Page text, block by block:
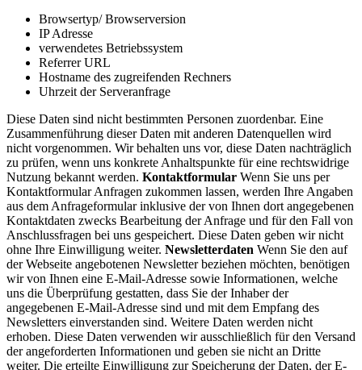
Browsertyp/ Browserversion
IP Adresse
verwendetes Betriebssystem
Referrer URL
Hostname des zugreifenden Rechners
Uhrzeit der Serveranfrage
Diese Daten sind nicht bestimmten Personen zuordenbar. Eine
Zusammenführung dieser Daten mit anderen Datenquellen wird
nicht vorgenommen. Wir behalten uns vor, diese Daten nachträglich
zu prüfen, wenn uns konkrete Anhaltspunkte für eine rechtswidrige
Nutzung bekannt werden. Kontaktformular Wenn Sie uns per
Kontaktformular Anfragen zukommen lassen, werden Ihre Angaben
aus dem Anfrageformular inklusive der von Ihnen dort angegebenen
Kontaktdaten zwecks Bearbeitung der Anfrage und für den Fall von
Anschlussfragen bei uns gespeichert. Diese Daten geben wir nicht
ohne Ihre Einwilligung weiter. Newsletterdaten Wenn Sie den auf
der Webseite angebotenen Newsletter beziehen möchten, benötigen
wir von Ihnen eine E-Mail-Adresse sowie Informationen, welche
uns die Überprüfung gestatten, dass Sie der Inhaber der
angegebenen E-Mail-Adresse sind und mit dem Empfang des
Newsletters einverstanden sind. Weitere Daten werden nicht
erhoben. Diese Daten verwenden wir ausschließlich für den Versand
der angeforderten Informationen und geben sie nicht an Dritte
weiter. Die erteilte Einwilligung zur Speicherung der Daten, der E-